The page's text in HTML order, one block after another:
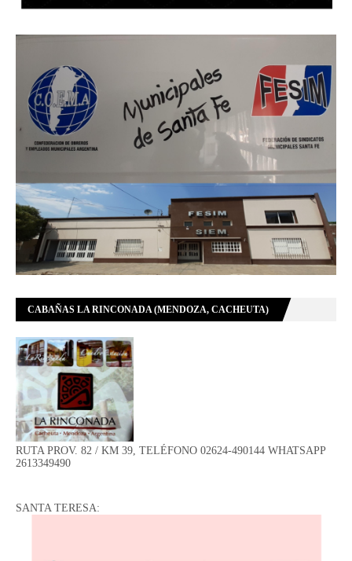
CABAÑAS LA RINCONADA (MENDOZA, CACHEUTA)
RUTA PROV. 82 / KM 39, TELÉFONO 02624-490144 WHATSAPP
2613349490
SANTA TERESA: